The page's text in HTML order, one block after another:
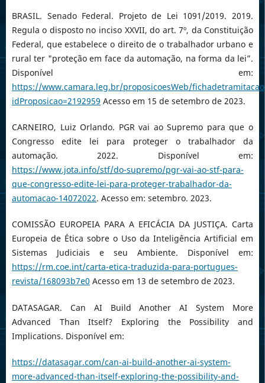
BRASIL. Senado Federal. Projeto de Lei 1091/2019. 2019.
Regula o disposto no inciso XXVII, do art. 7º, da Constituição
Federal, que estabelece o direito de o trabalhador urbano e
rural ter "proteção em face da automação, na forma da lei”.
Disponível em:
https://www.camara.leg.br/proposicoesWeb/
idProposicao=2192959 Acesso em 15 de setembro de 2023.
CARNEIRO, Luiz Orlando. PGR vai ao Supremo para que o
Congresso edite lei para proteger o trabalhador da
automação. 2022. Disponível em:
https://www.jota.info/stf/do-supremo/pgr-vai-ao-stf-para-
que-congresso-edite-lei-para-proteger-trabalhador-da-
automacao-14072022. Acesso em: setembro. 2023.
COMISSÃO EUROPEIA PARA A EFICÁCIA DA JUSTIÇA. Carta
Europeia de Ética sobre o Uso da Inteligência Artificial em
Sistemas Judiciais e seu Ambiente. Disponível em:
https://rm.coe.int/carta-etica-traduzida-para-portugues-
revista/168093b7e0 Acesso em 13 de setembro de 2023.
DATASAGAR. Can AI Build Another AI System More
Advanced Than Itself? Exploring the Possibility and
Implications. Disponível em:
https://datasagar.com/can-ai-build-another-ai-system-
more-advanced-than-itself-exploring-the-possibility-and-